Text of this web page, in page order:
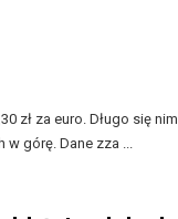
zł za euro. Długo się nim
w górę. Dane zza ...